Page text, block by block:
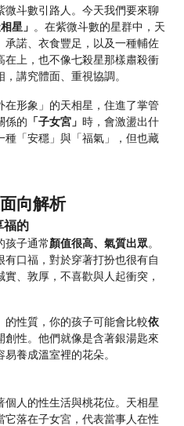
斗數引路人。今天我們要來聊
相星」 。在紫微斗數的星群中，天
諾、衣食豐足，以及一種輔佐
在上，也不像七殺星那樣肅殺衝
講究體面、重視協調。
形象」的天相星，住進了掌管
係的 「子女宮」 時，會激盪出什
種「安穩」與「福氣」，但也藏
向解析
福的
孩子通常顏值很高、氣質出眾。
口福，對於穿著打扮也很有自
、敦厚，不喜歡與人起衝突，
性質，你的孩子可能會比較依
創性。他們就像是含著銀湯匙來
易養成溫室裡的花朵。
人的性生活與桃花位。天相星
落在子女宮，代表當事人在性